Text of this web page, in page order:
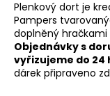
Plenkový dort je
Pampers
doplněný
Objednávky s
vyřizujeme do 24
dárek připraveno
j
e
t
e